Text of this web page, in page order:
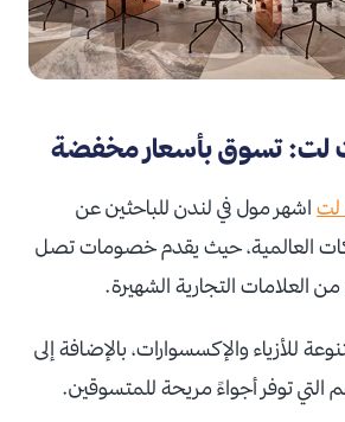
لت: تسوق بأسعار مخفضة
لت اشهر مول في لندن للباحثين عن
العالمية، حيث يقدم خصومات تصل
للأزياء والإكسسوارات، بالإضافة إلى
توفر أجواءً مريحة للمتسوقين.